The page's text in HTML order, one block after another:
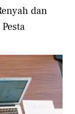
dan